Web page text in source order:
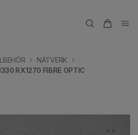
NÄTVERK
RX1270 FIBRE OPTIC